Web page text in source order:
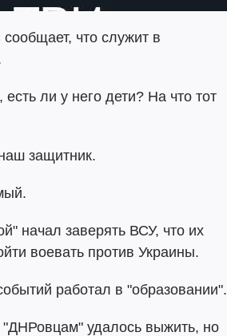
что служит в
ли у него дети? На что тот
защитник.
начал заверять ВСУ, что их
воевать против Украины.
работал в "образовании".
удалось выжить, но